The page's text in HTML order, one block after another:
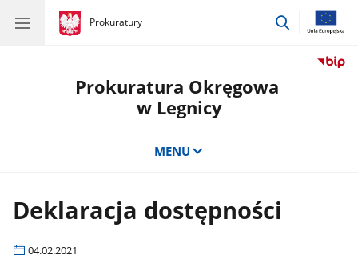
gov.pl
Prokuratury
gov.pl
Prokuratury
przejdź
Prokuratura Okręgowa
w Legnicy
MENU
Deklaracja dostępności
04.02.2021